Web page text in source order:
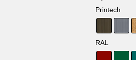
Printech
RAL